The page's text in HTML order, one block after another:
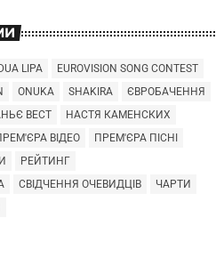
LIPA
EUROVISION SONG CONTEST
ONUKA SHAKIRA
ЄВРОБАЧЕННЯ
ВЕСТ
НАСТЯ КАМЕНСКИХ
ВІДЕО
ПРЕМ'ЄРА ПІСНІ
РЕЙТИНГ
СВІДЧЕННЯ ОЧЕВИДЦІВ
ЧАРТИ